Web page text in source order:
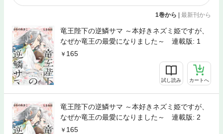
1巻から | 最新刊から
竜王陛下の逆鱗サマ ～本好きネズミ姫ですが、
なぜか竜王の最愛になりました～ 連載版: 1
165
試し読み カートへ
竜王陛下の逆鱗サマ ～本好きネズミ姫ですが、
なぜか竜王の最愛になりました～ 連載版: 2
165